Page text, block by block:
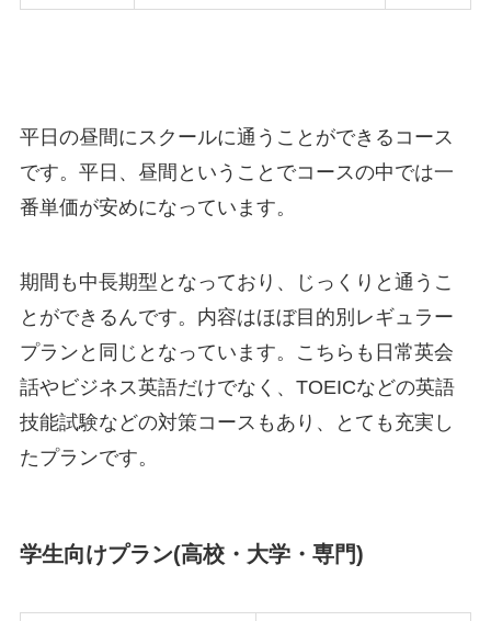
平日の昼間にスクールに通うことができるコース
です。平日、昼間ということでコースの中では一
番単価が安めになっています。
期間も中長期型となっており、じっくりと通うこ
とができるんです。内容はほぼ目的別レギュラー
プランと同じとなっています。こちらも日常英会
話やビジネス英語だけでなく、TOEICなどの英語
技能試験などの対策コースもあり、とても充実し
たプランです。
学生向けプラン(高校・大学・専門)